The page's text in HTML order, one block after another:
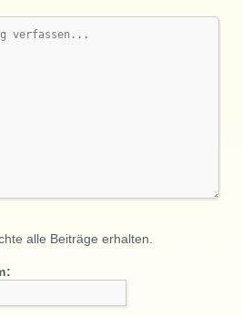
alle Beiträge erhalten.